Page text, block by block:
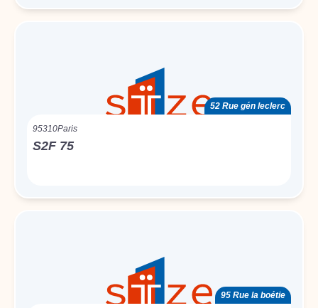
52 Rue gén leclerc
95310Paris
S2F 75
95 Rue la boétie